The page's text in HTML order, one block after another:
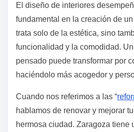
El diseño de interiores
fundamental en la creación de
trata solo de la estética, sino
funcionalidad y la comodidad.
pensado puede transformar por
haciéndolo más acogedor y
Cuando nos referimos a las “
hablamos de renovar y mejorar
hermosa ciudad. Zaragoza tiene